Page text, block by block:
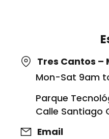
Tres Cantos –
Mon-Sat 9am
Parque
Calle Santiago
Email